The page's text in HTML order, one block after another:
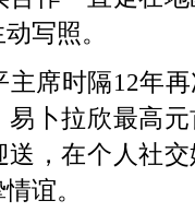
写照。
主席时隔12年
易卜拉欣最高
送，在个人社
谊。